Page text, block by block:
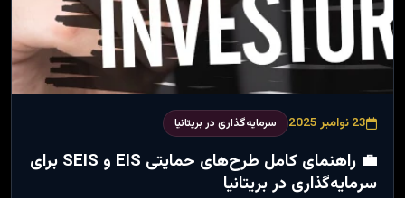
23 نوامبر 2025 سرمایه‌گذاری در بریتانیا
💼 راهنمای کامل طرح‌های حمایتی EIS و SEIS برای
سرمایه‌گذاری در بریتانیا